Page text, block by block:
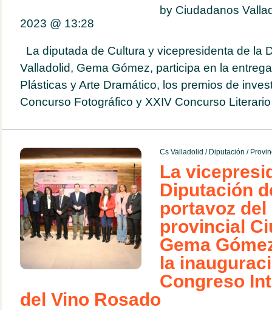
by Ciudadanos
2023 @ 13:28
La diputada de Cultura y vicepresidenta de la
Valladolid, Gema Gómez, participa en la
Plásticas y Arte Dramático, los premios de
Concurso Fotográfico y XXIV Concurso
Cs Valladolid / Diputación /
La
Diputación
portavoz del
provincial
Gema
la
Congreso
del Vino Rosado